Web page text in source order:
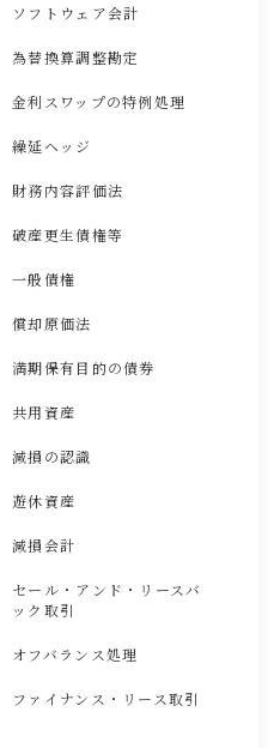
ソフトウェア会計
為替換算調整勘定
金利スワップの特例処理
繰延ヘッジ
財務内容評価法
破産更生債権等
一般債権
償却原価法
満期保有目的の債券
共用資産
減損の認識
遊休資産
減損会計
セール・アンド・リースバ
ック取引
オフバランス処理
ファイナンス・リース取引